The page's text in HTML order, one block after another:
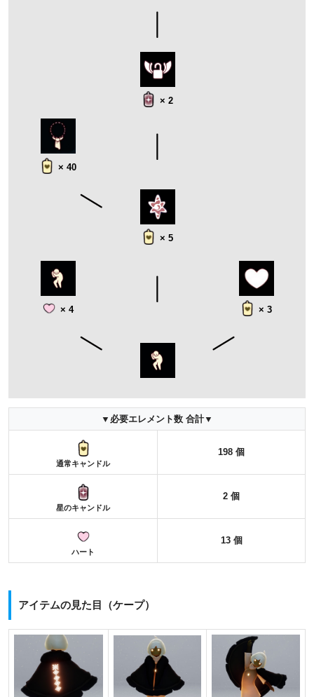
× 2
× 40
× 5
× 4 × 3
▼必要エレメント数 合計▼
通常キャンドル
198 個
星のキャンドル
2 個
ハート
13 個
アイテムの見た目（ケープ）